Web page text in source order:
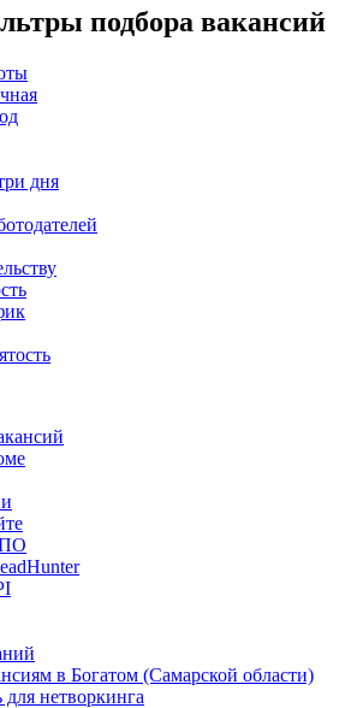
подбора вакансий
дня
ПО
в Богатом (Самарской области)
для нетворкинга